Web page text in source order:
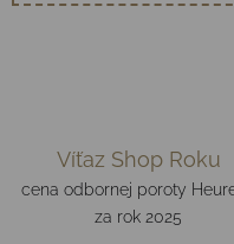
Víťaz Shop Roku
cena odbornej poroty
za rok 2025